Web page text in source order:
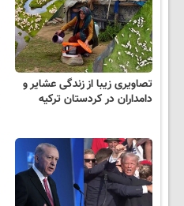
تصاویری زیبا از زندگی عشایر و
دامداران در کردستان ترکیه